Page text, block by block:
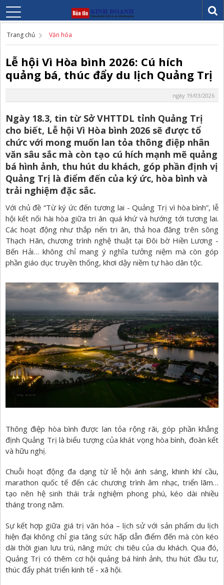
Trang chủ Văn hóa
Lễ hội Vì Hòa bình 2026: Cú hích
quảng bá, thúc đẩy du lịch Quảng Trị
ngày 19/03/2026
Ngày 18.3, tin từ Sở VHTTDL tỉnh Quảng Trị
cho biết, Lễ hội Vì Hòa bình 2026 sẽ được tổ
chức với mong muốn lan tỏa thông điệp nhân
văn sâu sắc mà còn tạo cú hích mạnh mẽ quảng
bá hình ảnh, thu hút du khách, góp phần định vị
Quảng Trị là điểm đến của ký ức, hòa bình và
trải nghiệm đặc sắc.
Với chủ đề “Từ ký ức đến tương lai - Quảng Trị vì hòa bình”, lễ
hội kết nối hài hòa giữa tri ân quá khứ và hướng tới tương lai.
Các hoạt động như thắp nến tri ân, thả hoa đăng trên sông
Thạch Hãn, chương trình nghệ thuật tại Đôi bờ Hiền Lương -
Bến Hải… không chỉ mang ý nghĩa tưởng niệm mà còn góp
phần giáo dục truyền thống, khơi dậy niềm tự hào dân tộc.
Thông điệp hòa bình được lan tỏa rộng rãi, góp phần khẳng
định Quảng Trị là biểu tượng của khát vọng hòa bình, đoàn kết
và hữu nghị.
Chuỗi hoạt động đa dạng từ lễ hội ánh sáng, khinh khí cầu,
marathon quốc tế đến các chương trình âm nhạc, triển lãm…
tạo nên hệ sinh thái trải nghiệm phong phú, kéo dài nhiều
tháng trong năm.
Sự kết hợp giữa giá trị văn hóa – lịch sử với sản phẩm du lịch
hiện đại không chỉ gia tăng sức hấp dẫn điểm đến mà còn kéo
dài thời gian lưu trú, nâng mức chi tiêu của du khách. Qua đó,
Quảng Trị có thêm cơ hội quảng bá hình ảnh, thu hút đầu tư,
thúc đẩy phát triển kinh tế - xã hội.